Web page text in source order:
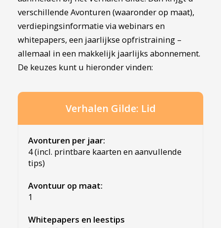
verschillende Avonturen (waaronder op maat),
verdiepingsinformatie via webinars en
whitepapers, een jaarlijkse opfristraining –
allemaal in een makkelijk jaarlijks abonnement.
De keuzes kunt u hieronder vinden:
Verhalen Gilde: Lid
Avonturen per jaar:
4 (incl. printbare kaarten en aanvullende
tips)
Avontuur op maat:
1
Whitepapers en leestips